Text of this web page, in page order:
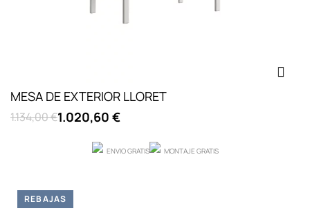
MESA DE EXTERIOR LLORET
1.134,00 €1.020,60 €
ENVIO GRATIS MONTAJE GRATIS
REBAJAS